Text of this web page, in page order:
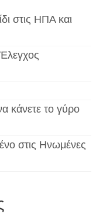
στις ΗΠΑ και
κάνετε το γύρο
στις Ηνωμένες